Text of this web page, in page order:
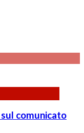
comunicato